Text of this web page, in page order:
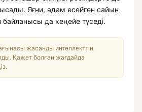
Яғни, адам есейген сайын
да кеңейе түседі.
жасанды интеллекттің
Қажет болған жағдайда